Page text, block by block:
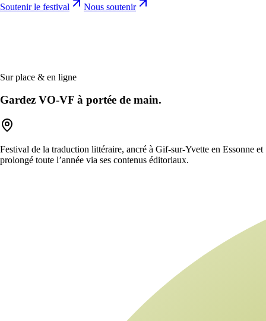
Soutenir le festival Nous soutenir
Sur place & en ligne
Gardez VO-VF à portée de main.
Festival de la traduction littéraire, ancré à Gif-sur-Yvette en Essonne et
prolongé toute l’année via ses contenus éditoriaux.